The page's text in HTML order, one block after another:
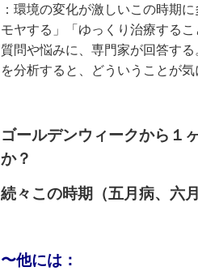
：環境の変化が激しいこの時期
モヤする」「ゆっくり治療する
質問や悩みに、専門家が回答す
を分析すると、どういうことが
ゴールデンウィークから１
か？
続々この時期（五月病、六
〜他には：